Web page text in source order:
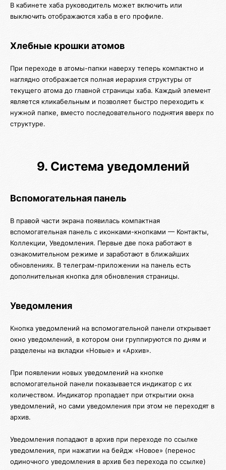
В кабинете хаба руководитель может включить или
выключить отображаются хаба в его профиле.
Хлебные крошки атомов
При переходе в атомы-папки наверху теперь компактно и
наглядно отображается полная иерархия структуры от
текущего атома до главной страницы хаба. Каждый элемент
является кликабельным и позволяет быстро переходить к
нужной папке, вместо последовательного поднятия вверх по
структуре.
9. Система уведомлений
Вспомогательная панель
В правой части экрана появилась компактная
вспомогательная панель с иконками-кнопками — Контакты,
Коллекции, Уведомления. Первые две пока работают в
ознакомительном режиме и заработают в ближайших
обновлениях. В телеграм-приложении на панель есть
дополнительная кнопка для обновления страницы.
Уведомления
Кнопка уведомлений на вспомогательной панели открывает
окно уведомлений, в котором они группируются по дням и
разделены на вкладки «Новые» и «Архив».
При появлении новых уведомлений на кнопке
вспомогательной панели показывается индикатор с их
количеством. Индикатор пропадает при открытии окна
уведомлений, но сами уведомления при этом не переходят в
архив.
Уведомления попадают в архив при переходе по ссылке
уведомления, при нажатии на бейдж «Новое» (перенос
одиночного уведомления в архив без перехода по ссылке)